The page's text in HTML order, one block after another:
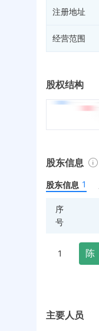
注册地址
经营范围
股权结构
股东信息
股东信息 1
序
号
1 陈
主要人员